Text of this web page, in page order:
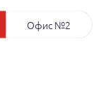
Офис №2